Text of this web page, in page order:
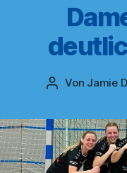
Beitragsautor
Von Jamie